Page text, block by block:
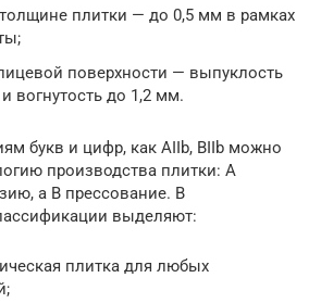
плитки — до 0,5 мм в рамках
поверхности — выпуклость
вогнутость до 1,2 мм.
букв и цифр, как AIIb, BIIb можно
производства плитки: A
а B прессование. В
выделяют:
плитка для любых